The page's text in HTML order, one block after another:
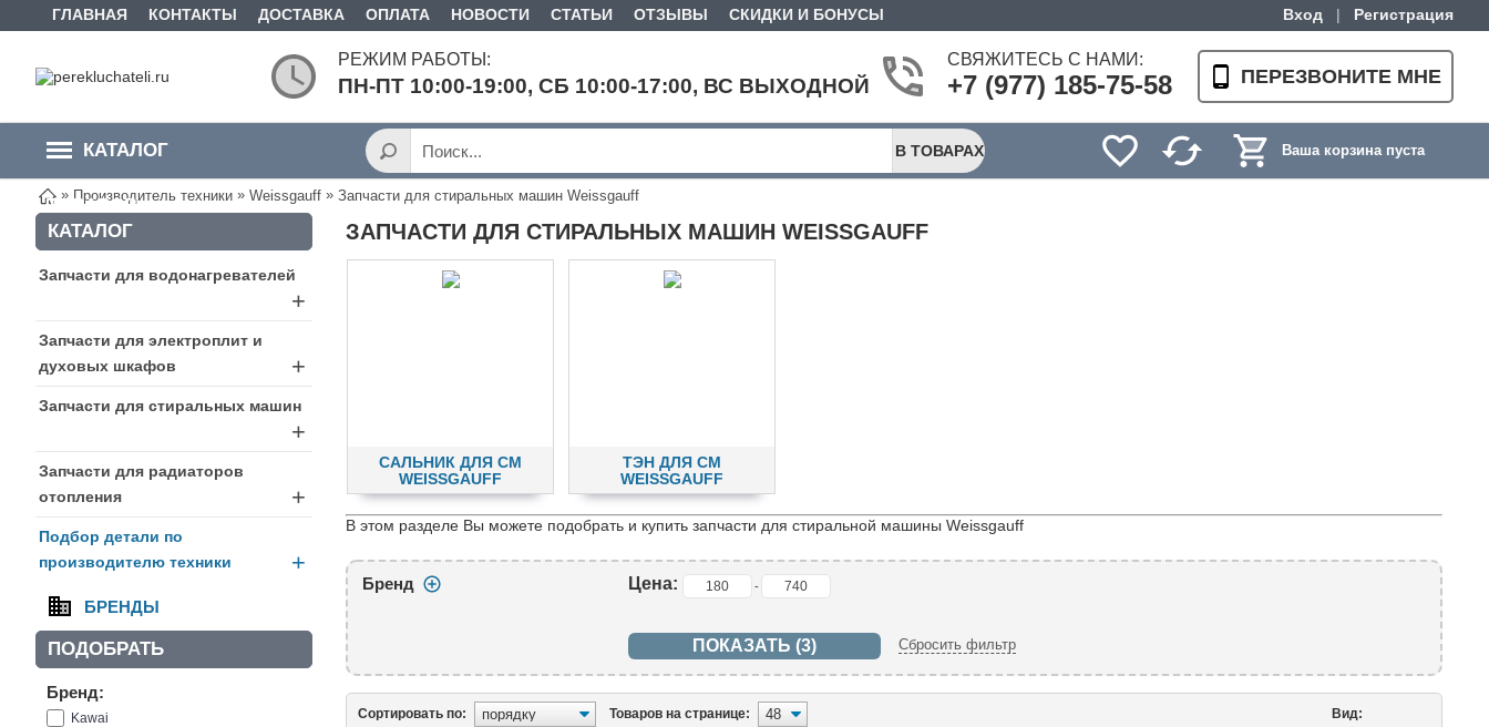
ГЛАВНАЯ КОНТАКТЫ ДОСТАВКА ОПЛАТА НОВОСТИ СТАТЬИ ОТЗЫВЫ СКИДКИ И БОНУСЫ Вход | Регистрация
РЕЖИМ РАБОТЫ:
ПН-ПТ 10:00-19:00, СБ 10:00-17:00, ВС ВЫХОДНОЙ
СВЯЖИТЕСЬ С НАМИ:
+7 (977) 185-75-58 ПЕРЕЗВОНИТЕ МНЕ
КАТАЛОГ
ТОВАРОВ
Ваша корзина пуста
В ТОВАРАХ
» Производитель техники » Weissgauff » Запчасти для стиральных машин Weissgauff
КАТАЛОГ
Запчасти для водонагревателей
+
Запчасти для электроплит и
духовых шкафов
+
Запчасти для стиральных машин
+
Запчасти для радиаторов
отопления
+
Подбор детали по
производителю техники
+
БРЕНДЫ
ПОДОБРАТЬ
Бренд:
Kawai
ЗАПЧАСТИ ДЛЯ СТИРАЛЬНЫХ МАШИН WEISSGAUFF
САЛЬНИК ДЛЯ СМ
WEISSGAUFF
ТЭН ДЛЯ СМ
WEISSGAUFF
В этом разделе Вы можете подобрать и купить запчасти для стиральной машины Weissgauff
Бренд Цена: -
Сбросить фильтр
Сортировать по: Товаров на странице: Вид: